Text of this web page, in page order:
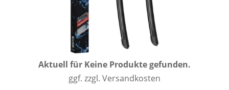
Aktuell für Keine Produkte gefunden.
ggf. zzgl. Versandkosten